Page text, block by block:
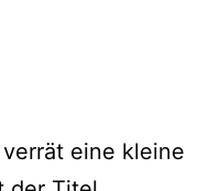
eine kleine